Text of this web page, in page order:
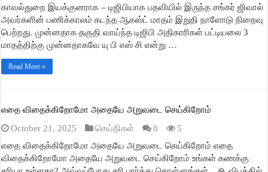
காவல்துறை இயக்குனராக – டிஜிபியாக பதவியில் இருந்த சங்கர் ஜிவால்
அவர்களின் பணிக்காலம் கடந்த ஆகஸ்ட் மாதம் இறுதி நாளோடு நிறைவு
பெற்றது. முன்னதாக தகுதி வாய்ந்த டிஜிபி அதிகாரிகள் பட்டியலை 3
மாதத்திற்கு முன்னதாகவே யு பி எஸ் சி என்று …
Read More »
எதை விதைக்கிறோமோ அதையே அறுவடை செய்கிறோம்
October 21, 2025
செய்திகள் 0
5
எதை விதைக்கிறோமோ அதையே அறுவடை செய்கிறோம் எதை
விதைக்கிறோமோ அதையே அறுவடை செய்கிறோம் உங்கள் கணக்கு